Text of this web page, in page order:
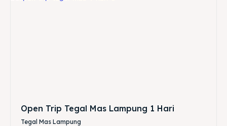
Open Trip Tegal Mas Lampung 1 Hari
Tegal Mas Lampung